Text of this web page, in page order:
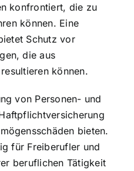
konfrontiert, die zu
können. Eine
Schutz vor
die aus
können.
von Personen- und
bieten.
für Freiberufler und
beruflichen Tätigkeit